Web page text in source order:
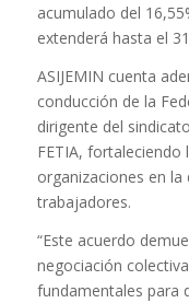
acumulado del
extenderá hasta el
ASIJEMIN cuenta
conducción de la
dirigente del
FETIA,
organizaciones en
trabajadores.
“Este acuerdo
negociación
fundamentales para